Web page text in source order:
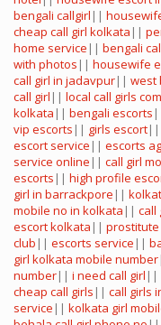
bengali callgirl ||
cheap call girl kolkata ||
home service || bengali
with photos || housewife
call girl in jadavpur|| west
call girl || local call girls com
kolkata || bengali escorts
vip escorts || girls escort||
escort service || escorts
service online || call girl
escorts || high profile
girl in barrackpore ||
mobile no in kolkata || call
escort kolkata ||
club || escorts service ||
girl kolkata mobile number
number|| i need call girl ||
cheap call girls || call girls
service || kolkata girl